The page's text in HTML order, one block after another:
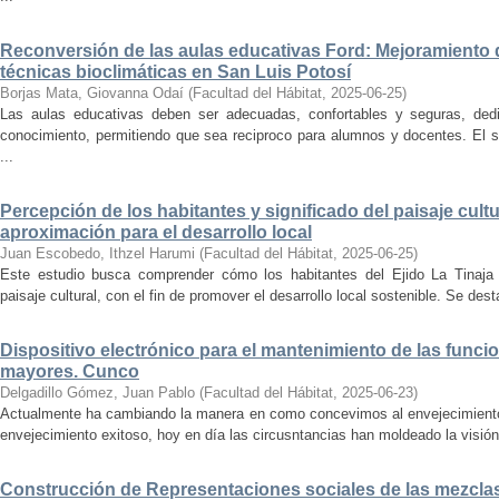
Reconversión de las aulas educativas Ford:
técnicas bioclimáticas en San Luis Potosí
Borjas Mata, Giovanna Odaí (Facultad del Hábitat, 2025-06-25)
Las aulas educativas deben ser adecuadas, confortables y seguras,
conocimiento, permitiendo que sea reciproco para alumnos y docentes. El
...
Percepción de los habitantes y significado del paisaje
aproximación para el desarrollo local
Juan Escobedo, Ithzel Harumi (Facultad del Hábitat, 2025-06-25)
Este estudio busca comprender cómo los habitantes del Ejido La
paisaje cultural, con el fin de promover el desarrollo local sostenible. Se
Dispositivo electrónico para el mantenimiento de las
mayores. Cunco
Delgadillo Gómez, Juan Pablo (Facultad del Hábitat, 2025-06-23)
Actualmente ha cambiando la manera en como concevimos al
envejecimiento exitoso, hoy en día las circusntancias han moldeado la
Construcción de Representaciones sociales de las